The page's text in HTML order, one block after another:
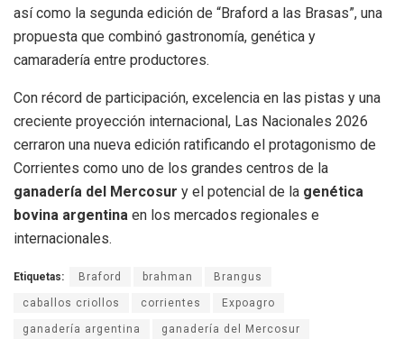
así como la segunda edición de “Braford a las Brasas”, una
propuesta que combinó gastronomía, genética y
camaradería entre productores.
Con récord de participación, excelencia en las pistas y una
creciente proyección internacional, Las Nacionales 2026
cerraron una nueva edición ratificando el protagonismo de
Corrientes como uno de los grandes centros de la
ganadería del Mercosur y el potencial de la genética
bovina argentina en los mercados regionales e
internacionales.
Etiquetas: Braford brahman Brangus
caballos criollos corrientes Expoagro
ganadería argentina ganadería del Mercosur